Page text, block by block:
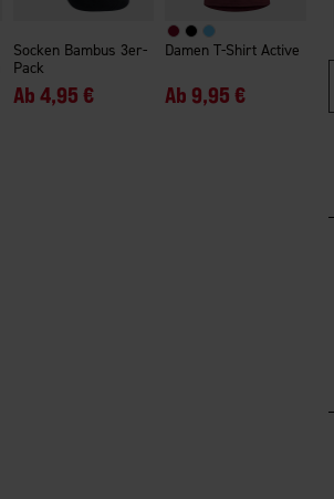
Socken Bambus 3er-
Pack
Ab 4,95 €
Damen T-Shirt Active
Ab 9,95 €